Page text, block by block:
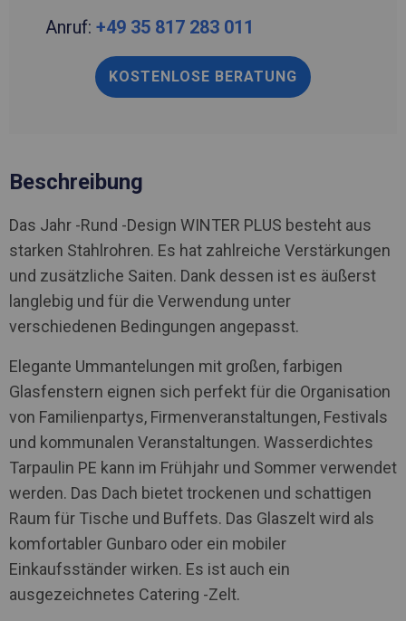
Anruf: +49 35 817 283 011
KOSTENLOSE BERATUNG
Beschreibung
Das Jahr -Rund -Design WINTER PLUS besteht aus
starken Stahlrohren. Es hat zahlreiche Verstärkungen
und zusätzliche Saiten. Dank dessen ist es äußerst
langlebig und für die Verwendung unter
verschiedenen Bedingungen angepasst.
Elegante Ummantelungen mit großen, farbigen
Glasfenstern eignen sich perfekt für die Organisation
von Familienpartys, Firmenveranstaltungen, Festivals
und kommunalen Veranstaltungen. Wasserdichtes
Tarpaulin PE kann im Frühjahr und Sommer verwendet
werden. Das Dach bietet trockenen und schattigen
Raum für Tische und Buffets. Das Glaszelt wird als
komfortabler Gunbaro oder ein mobiler
Einkaufsständer wirken. Es ist auch ein
ausgezeichnetes Catering -Zelt.